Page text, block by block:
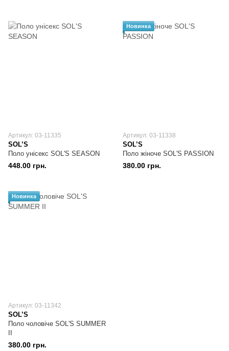
Артикул: 03-11335
SOL’S
Поло унісекс SOL'S SEASON
448.00 грн.
Новинка
Артикул: 03-11338
SOL’S
Поло жіноче SOL'S PASSION
380.00 грн.
Новинка
Артикул: 03-11342
SOL’S
Поло чоловіче SOL'S SUMMER
380.00 грн.